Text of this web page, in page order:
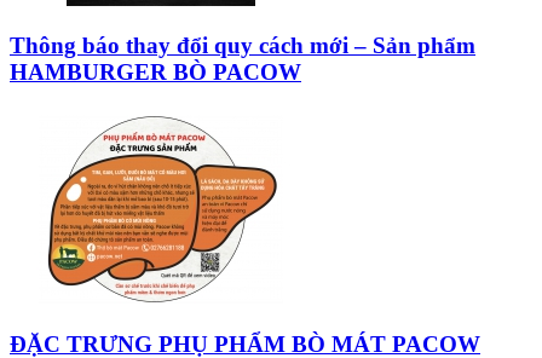
Thông báo thay đổi quy cách mới – Sản phẩm
HAMBURGER BÒ PACOW
ĐẶC TRƯNG PHỤ PHẨM BÒ MÁT PACOW